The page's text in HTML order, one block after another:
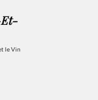
le Vin